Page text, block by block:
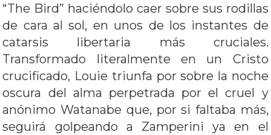
“The Bird” haciéndolo caer sobre sus rodillas
de cara al sol, en unos de los instantes de
catarsis libertaria más cruciales.
Transformado literalmente en un Cristo
crucificado, Louie triunfa por sobre la noche
oscura del alma perpetrada por el cruel y
anónimo Watanabe que, por si faltaba más,
seguirá golpeando a Zamperini ya en el